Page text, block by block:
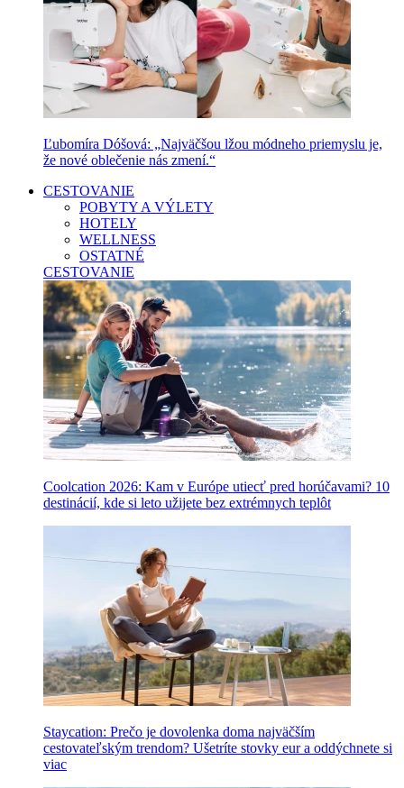
Ľubomíra Dóšová: „Najväčšou lžou módneho priemyslu je,
že nové oblečenie nás zmení.“
CESTOVANIE
POBYTY A VÝLETY
HOTELY
WELLNESS
OSTATNÉ
CESTOVANIE
Coolcation 2026: Kam v Európe utiecť pred horúčavami? 10
destinácií, kde si leto užijete bez extrémnych teplôt
Staycation: Prečo je dovolenka doma najväčším
cestovateľským trendom? Ušetríte stovky eur a oddýchnete si
viac